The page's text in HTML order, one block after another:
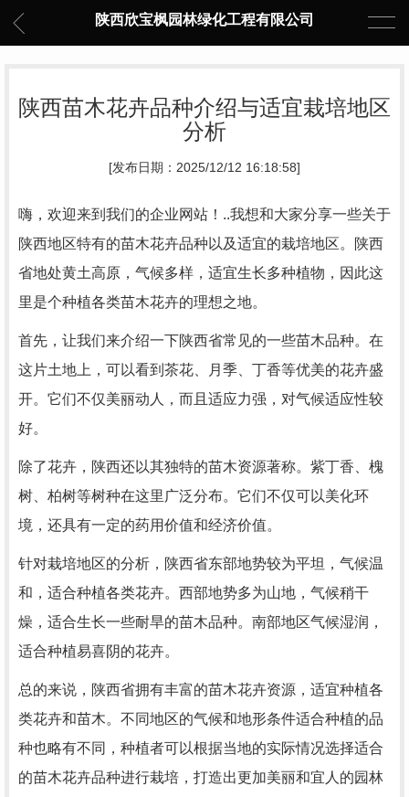
陕西欣宝枫园林绿化工程有限公司
陕西苗木花卉品种介绍与适宜栽培地区
分析
[发布日期：2025/12/12 16:18:58]
嗨，欢迎来到我们的企业网站！..我想和大家分享一些关于
陕西地区特有的苗木花卉品种以及适宜的栽培地区。陕西
省地处黄土高原，气候多样，适宜生长多种植物，因此这
里是个种植各类苗木花卉的理想之地。
首先，让我们来介绍一下陕西省常见的一些苗木品种。在
这片土地上，可以看到茶花、月季、丁香等优美的花卉盛
开。它们不仅美丽动人，而且适应力强，对气候适应性较
好。
除了花卉，陕西还以其独特的苗木资源著称。紫丁香、槐
树、柏树等树种在这里广泛分布。它们不仅可以美化环
境，还具有一定的药用价值和经济价值。
针对栽培地区的分析，陕西省东部地势较为平坦，气候温
和，适合种植各类花卉。西部地势多为山地，气候稍干
燥，适合生长一些耐旱的苗木品种。南部地区气候湿润，
适合种植易喜阴的花卉。
总的来说，陕西省拥有丰富的苗木花卉资源，适宜种植各
类花卉和苗木。不同地区的气候和地形条件适合种植的品
种也略有不同，种植者可以根据当地的实际情况选择适合
的苗木花卉品种进行栽培，打造出更加美丽和宜人的园林